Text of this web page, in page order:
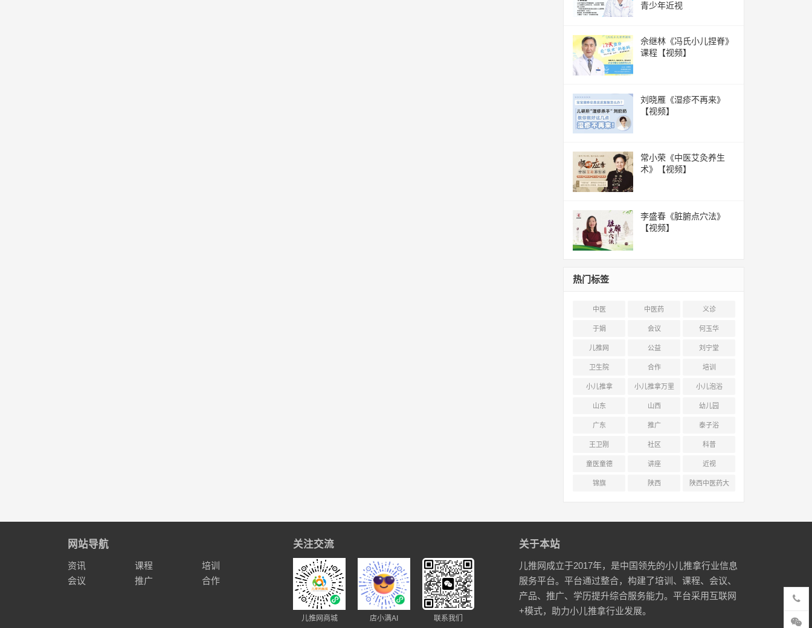
青少年近视
佘继林《冯氏小儿捏脊》
课程【视频】
刘晓雁《湿疹不再来》
【视频】
常小荣《中医艾灸养生
术》【视频】
李盛春《脏腑点穴法》
【视频】
热门标签
中医 中医药 义诊
于娟 会议 何玉华
儿推网 公益 刘宁堂
卫生院 合作 培训
小儿推拿 小儿推拿万里
行
小儿泡浴
山东 山西 幼儿园
广东 推广 泰子浴
王卫刚 社区 科普
童医童德 讲座 近视
锦旗 陕西 陕西中医药大
网站导航
资讯 课程
培训
会议
推广 合作
关注交流
儿推网商城 店小满AI 联系我们
关于本站
儿推网成立于2017年，是中国领先的小儿推拿行业信息
服务平台。平台通过整合，构建了培训、课程、会议、
产品、推广、学历提升综合服务能力。平台采用互联网
+模式，助力小儿推拿行业发展。